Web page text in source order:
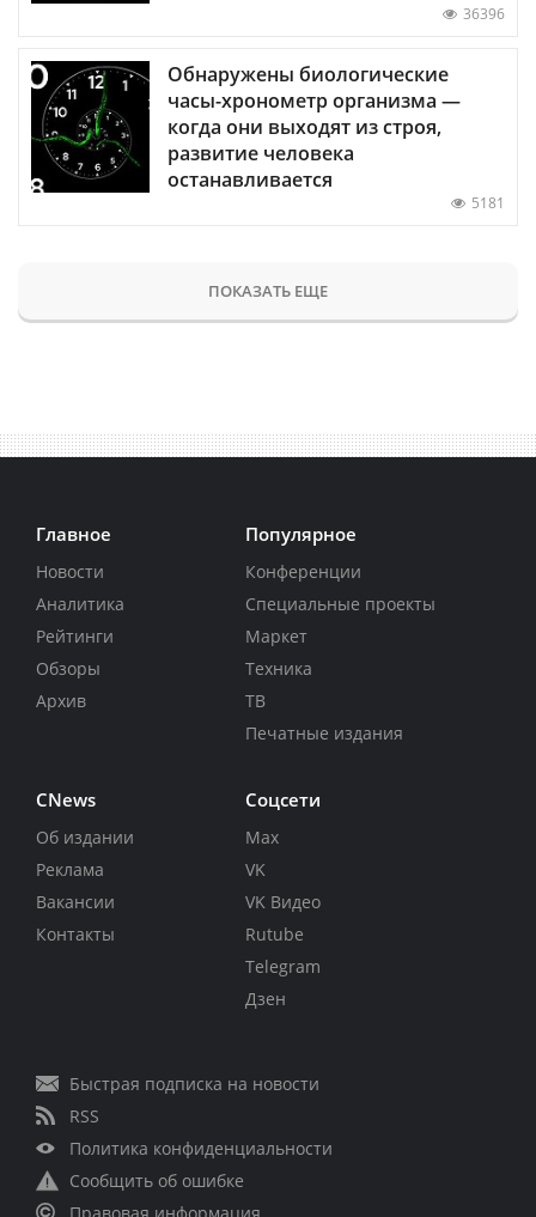
36396
Обнаружены биологические
часы-хронометр организма —
когда они выходят из строя,
развитие человека
останавливается
5181
ПОКАЗАТЬ ЕЩЕ
Главное
Новости
Аналитика
Рейтинги
Обзоры
Архив
Популярное
Конференции
Специальные проекты
Маркет
Техника
ТВ
Печатные издания
CNews
Об издании
Реклама
Вакансии
Контакты
Соцсети
Max
VK
VK Видео
Rutube
Telegram
Дзен
Быстрая подписка на новости
RSS
Политика конфиденциальности
Сообщить об ошибке